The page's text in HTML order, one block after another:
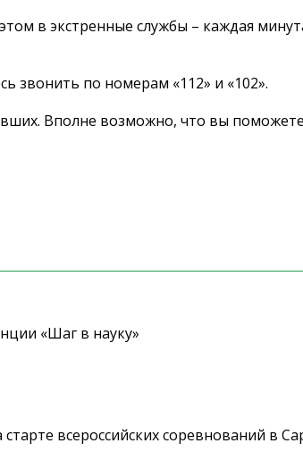
в экстренные службы – каждая
звонить по номерам «112» и «102».
Вполне возможно, что вы
«Шаг в науку»
всероссийских соревнований в